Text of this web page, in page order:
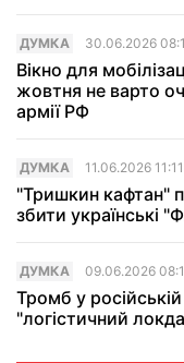
ДУМКА 30.06.2026
Вікно для
жовтня не варто
армії РФ
ДУМКА 11.06.2026 11:11
"Тришкин кафтан"
збити українські
ДУМКА 09.06.2026
Тромб у
"логістичний